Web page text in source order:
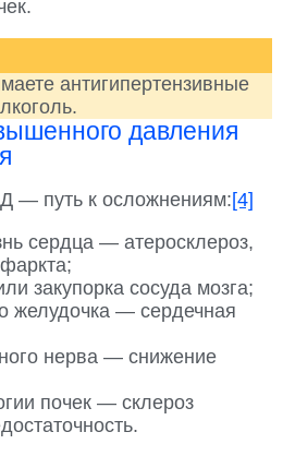
антигипертензивные
давления
— путь к осложнениям:[4]
сердца — атеросклероз,
закупорка сосуда мозга;
желудочка — сердечная
нерва — снижение
почек — склероз